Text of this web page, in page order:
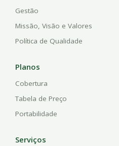
Gestão
Missão, Visão e Valores
Política de Qualidade
Planos
Cobertura
Tabela de Preço
Portabilidade
Serviços